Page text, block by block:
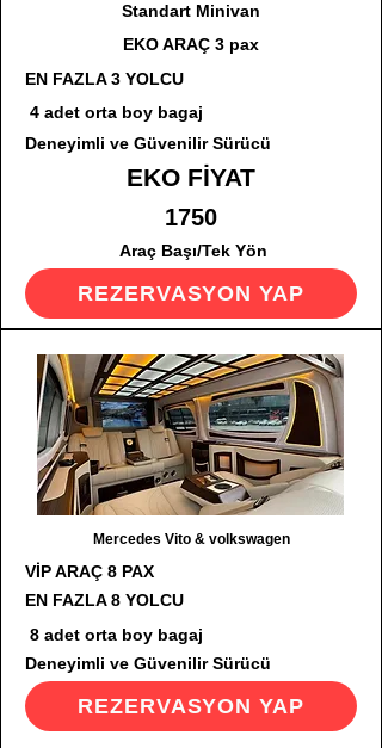
Standart Minivan
EKO ARAÇ 3 pax
EN FAZLA 3 YOLCU
4 adet orta boy bagaj
Deneyimli ve Güvenilir Sürücü
EKO FİYAT
1750
Araç Başı/Tek Yön
REZERVASYON YAP
Mercedes Vito & volkswagen
VİP ARAÇ 8 PAX
EN FAZLA 8 YOLCU
8 adet orta boy bagaj
Deneyimli ve Güvenilir Sürücü
REZERVASYON YAP